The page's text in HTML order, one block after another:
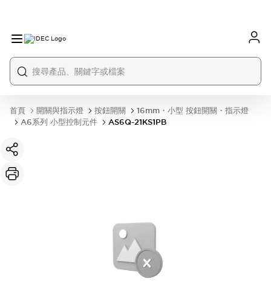
首頁 開關與指示燈 按鈕開關
16mm・小型 按鈕開關・指示燈
A6系列 小型控制元件
AS6Q-21KS1PB